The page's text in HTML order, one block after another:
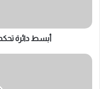
أبسط دائرة
تصميم